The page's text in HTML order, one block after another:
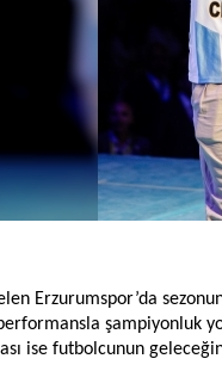
Erzurumspor’da
şampiyonluk
ise futbolcunun